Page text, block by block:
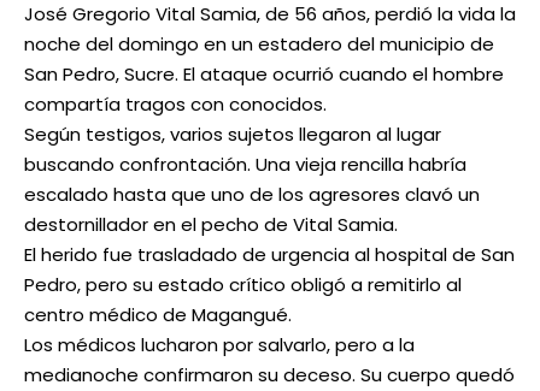
José Gregorio Vital Samia, de 56 años, perdió la vida la
noche del domingo en un estadero del municipio de
San Pedro, Sucre. El ataque ocurrió cuando el hombre
compartía tragos con conocidos.
Según testigos, varios sujetos llegaron al lugar
buscando confrontación. Una vieja rencilla habría
escalado hasta que uno de los agresores clavó un
destornillador en el pecho de Vital Samia.
El herido fue trasladado de urgencia al hospital de San
Pedro, pero su estado crítico obligó a remitirlo al
centro médico de Magangué.
Los médicos lucharon por salvarlo, pero a la
medianoche confirmaron su deceso. Su cuerpo quedó